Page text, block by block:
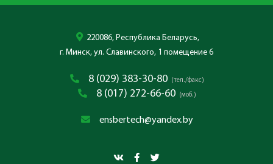
220086, Республика Беларусь,
г. Минск, ул. Славинского, 1 помещение 6
8 (029) 383-30-80 (тел./факс)
8 (017) 272-66-60 (моб.)
ensbertech@yandex.by